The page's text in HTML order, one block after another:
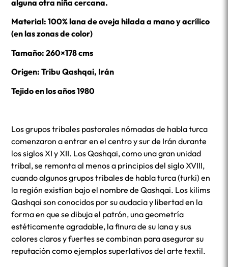
alguna otra niña cercana.
Material: 100% lana de oveja hilada a mano y acrílico
(en las zonas de color)
Tamaño: 260×178 cms
Origen: Tribu Qashqai, Irán
Tejido en los años 1980
Los grupos tribales pastorales nómadas de habla turca
comenzaron a entrar en el centro y sur de Irán durante
los siglos XI y XII. Los Qashqai, como una gran unidad
tribal, se remonta al menos a principios del siglo XVIII,
cuando algunos grupos tribales de habla turca (turki) en
la región existían bajo el nombre de Qashqai. Los kilims
Qashqai son conocidos por su audacia y libertad en la
forma en que se dibuja el patrón, una geometría
estéticamente agradable, la finura de su lana y sus
colores claros y fuertes se combinan para asegurar su
reputación como ejemplos superlativos del arte textil.